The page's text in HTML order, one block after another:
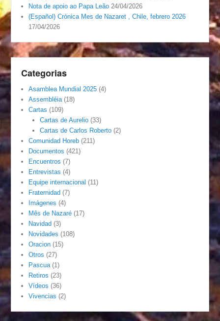
Nota de apoio ao Papa Leão 24/04/2026
(Español) Crónica Mes de Nazaret , Chile, febrero 2026
17/04/2026
Categorias
Asamblea Mundial 2025 (4)
Assembléia (18)
Cartas (109)
Cartas de Aurelio(33)
Cartas de Carlos Roberto(2)
Comunidad Horeb (211)
Documentos (421)
Encuentros (7)
Entrevistas (4)
Equipe internacional (11)
Fraternidad (7)
Imágenes (4)
Mês de Nazaré (17)
Navidad (3)
Novidades (108)
Oracion (15)
Otros (27)
Pascua (1)
Retiros (23)
Vídeos (36)
Vivencias (2)